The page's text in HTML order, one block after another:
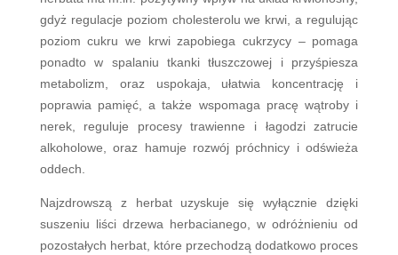
gdyż regulacje poziom cholesterolu we krwi, a regulując
poziom cukru we krwi zapobiega cukrzycy – pomaga
ponadto w spalaniu tkanki tłuszczowej i przyśpiesza
metabolizm, oraz uspokaja, ułatwia koncentrację i
poprawia pamięć, a także wspomaga pracę wątroby i
nerek, reguluje procesy trawienne i łagodzi zatrucie
alkoholowe, oraz hamuje rozwój próchnicy i odświeża
oddech.
Najzdrowszą z herbat uzyskuje się wyłącznie dzięki
suszeniu liści drzewa herbacianego, w odróżnieniu od
pozostałych herbat, które przechodzą dodatkowo proces